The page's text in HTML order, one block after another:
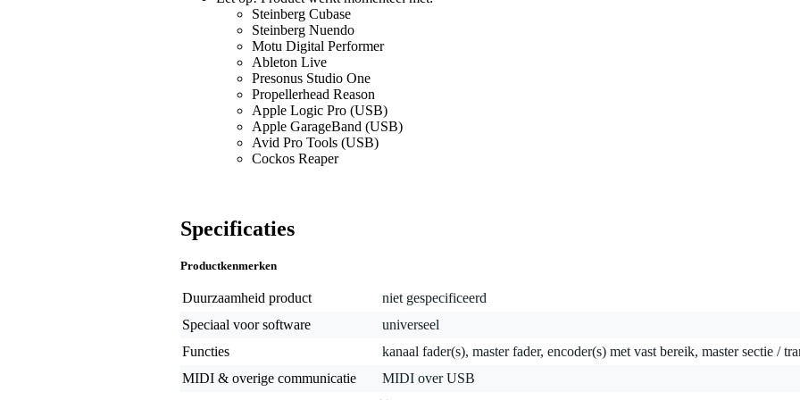
Steinberg Cubase
Steinberg Nuendo
Motu Digital Performer
Ableton Live
Presonus Studio One
Propellerhead Reason
Apple Logic Pro (USB)
Apple GarageBand (USB)
Avid Pro Tools (USB)
Cockos Reaper
Specificaties
Productkenmerken
Duurzaamheid product
niet gespecificeerd
Speciaal voor software
universeel
Functies
kanaal fader(s), master fader, encoder(s) met vast bereik, master sectie /
MIDI & overige communicatie
MIDI over USB